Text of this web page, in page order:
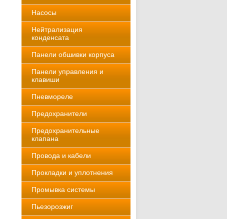
Насосы
Нейтрализация
конденсата
Панели обшивки корпуса
Панели управления и
клавиши
Пневмореле
Предохранители
Предохранительные
клапана
Провода и кабели
Прокладки и уплотнения
Промывка системы
Пьезорозжиг